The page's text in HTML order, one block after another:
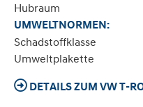
Hubraum
UMWELTNORMEN:
Schadstoffklasse
Umweltplakette
DETAILS ZUM VW T-